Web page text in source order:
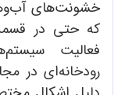
خشونت‌های
که حتی در
فعالیت
رودخانه‌ای در